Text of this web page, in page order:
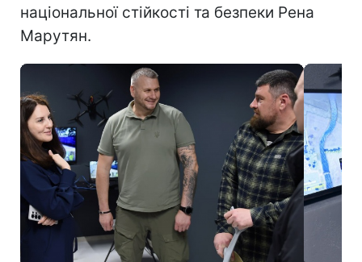
національної стійкості та безпеки Рена
Марутян.